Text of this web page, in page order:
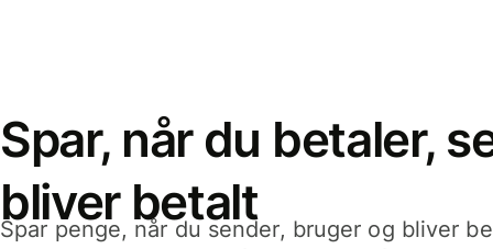
Spar, når du betaler,
bliver betalt
Spar penge, når du sender, bruger og bliver